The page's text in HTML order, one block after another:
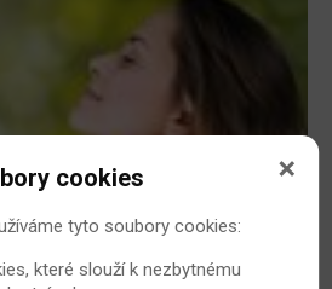
Ano, ale s opatrností!
letních slunečných dnů. Není
cookies
tyto soubory cookies:
které slouží k nezbytnému